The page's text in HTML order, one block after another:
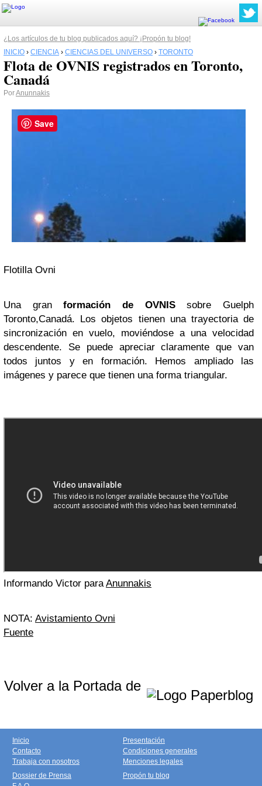
¿Los artículos de tu blog publicados aquí? ¡Propón tu blog!
INICIO › CIENCIA › CIENCIAS DEL UNIVERSO › TORONTO
Flota de OVNIS registrados en Toronto,
Canadá
PorAnunnakis
Flotilla Ovni
Una granformación de OVNISsobre Guelph
Toronto,Canadá. Los objetos tienen una trayectoria de
sincronización en vuelo, moviéndose a una velocidad
descendente. Se puede apreciar claramente que van
todos juntos y en formación. Hemos ampliado las
imágenes y parece que tienen una forma triangular.
Informando Victor paraAnunnakis
NOTA: Avistamiento Ovni
Fuente
Volver a la Portada de
Inicio
Contacto
Trabaja con nosotros
Presentación
Condiciones generales
Menciones legales
Dossier de Prensa
Propón tu blog
Save